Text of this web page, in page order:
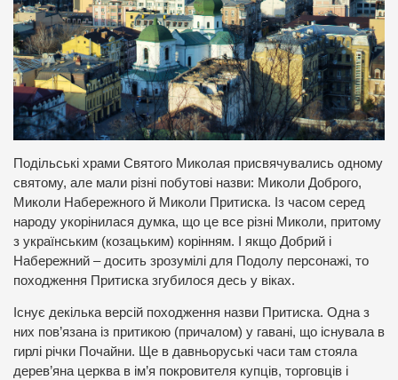
Подільські храми Святого Миколая присвячувались одному
святому, але мали різні побутові назви: Миколи Доброго,
Миколи Набережного й Миколи Притиска. Із часом серед
народу укорінилася думка, що це все різні Миколи, притому
з українським (козацьким) корінням. І якщо Добрий і
Набережний – досить зрозумілі для Подолу персонажі, то
походження Притиска згубилося десь у віках.
Існує декілька версій походження назви Притиска. Одна з
них пов’язана із притикою (причалом) у гавані, що існувала в
гирлі річки Почайни. Ще в давньоруські часи там стояла
дерев’яна церква в ім’я покровителя купців, торговців і